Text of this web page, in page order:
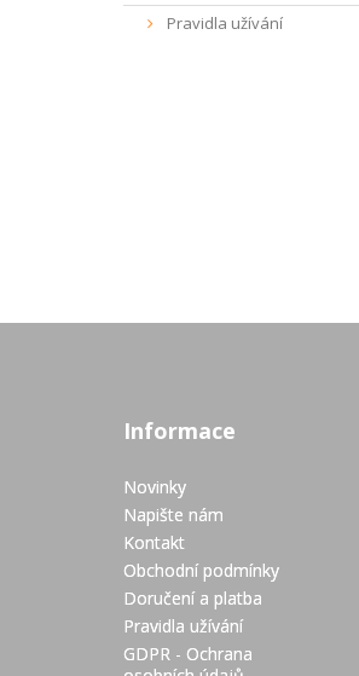
Pravidla užívání
Informace
Novinky
Napište nám
Kontakt
Obchodní podmínky
Doručení a platba
Pravidla užívání
GDPR - Ochrana